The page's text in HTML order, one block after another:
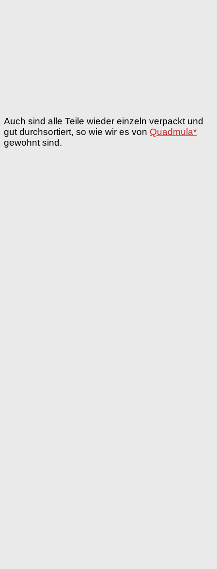
Auch sind alle Teile wieder einzeln verpackt und
gut durchsortiert, so wie wir es von Quadmula*
gewohnt sind.